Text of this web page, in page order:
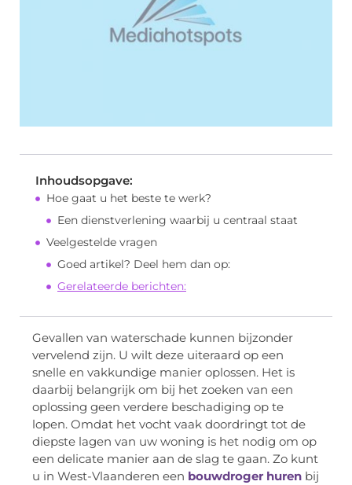
Inhoudsopgave:
Hoe gaat u het beste te werk?
Een dienstverlening waarbij u centraal staat
Veelgestelde vragen
Goed artikel? Deel hem dan op:
Gerelateerde berichten:
Gevallen van waterschade kunnen bijzonder
vervelend zijn. U wilt deze uiteraard op een
snelle en vakkundige manier oplossen. Het is
daarbij belangrijk om bij het zoeken van een
oplossing geen verdere beschadiging op te
lopen. Omdat het vocht vaak doordringt tot de
diepste lagen van uw woning is het nodig om op
een delicate manier aan de slag te gaan. Zo kunt
u in West-Vlaanderen een bouwdroger huren bij